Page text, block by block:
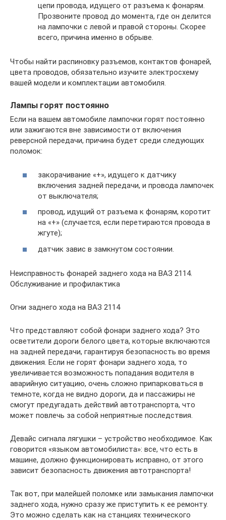
цепи провода, идущего от разъема к фонарям.
Прозвоните провод до момента, где он делится
на лампочки с левой и правой стороны. Скорее
всего, причина именно в обрыве.
Чтобы найти распиновку разъемов, контактов фонарей,
цвета проводов, обязательно изучите электросхему
вашей модели и комплектации автомобиля.
Лампы горят постоянно
Если на вашем автомобиле лампочки горят постоянно
или зажигаются вне зависимости от включения
реверсной передачи, причина будет среди следующих
поломок:
закорачивание «+», идущего к датчику
включения задней передачи, и провода лампочек
от выключателя;
провод, идущий от разъема к фонарям, коротит
на «+» (случается, если перетираются провода в
жгуте);
датчик завис в замкнутом состоянии.
Неисправность фонарей заднего хода на ВАЗ 2114.
Обслуживание и профилактика
Огни заднего хода на ВАЗ 2114
Что представляют собой фонари заднего хода? Это
осветители дороги белого цвета, которые включаются
на задней передачи, гарантируя безопасность во время
движения. Если не горят фонари заднего хода, то
увеличивается возможность попадания водителя в
аварийную ситуацию, очень сложно припарковаться в
темноте, когда не видно дороги, да и пассажиры не
смогут предугадать действий автотранспорта, что
может повлечь за собой неприятные последствия.
Девайс сигнала лягушки – устройство необходимое. Как
говорится «языком автомобилиста»: все, что есть в
машине, должно функционировать исправно, от этого
зависит безопасность движения автотранспорта!
Так вот, при малейшей поломке или замыкания лампочки
заднего хода, нужно сразу же приступить к ее ремонту.
Это можно сделать как на станциях технического